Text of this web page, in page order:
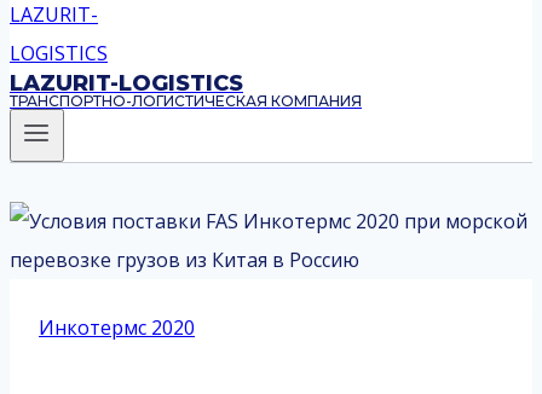
LAZURIT-LOGISTICS
ТРАНСПОРТНО-ЛОГИСТИЧЕСКАЯ КОМПАНИЯ
Инкотермс 2020